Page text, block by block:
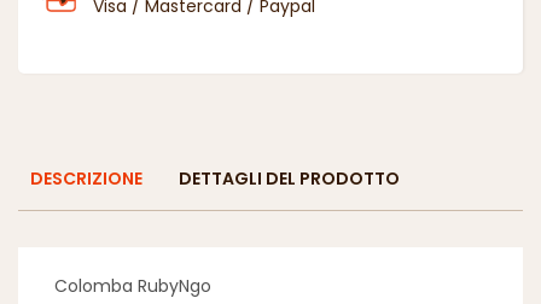
Visa / Mastercard / Paypal
DESCRIZIONE DETTAGLI DEL PRODOTTO
Colomba RubyNgo